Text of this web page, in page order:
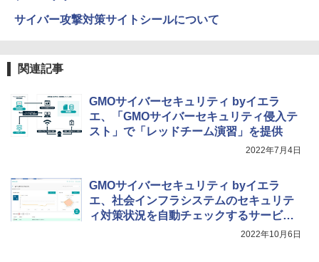
サイバー攻撃対策サイトシールについて
関連記事
GMOサイバーセキュリティ byイエラ
エ、「GMOサイバーセキュリティ侵入テ
スト」で「レッドチーム演習」を提供
2022年7月4日
GMOサイバーセキュリティ byイエラ
エ、社会インフラシステムのセキュリテ
ィ対策状況を自動チェックするサービス
2022年10月6日